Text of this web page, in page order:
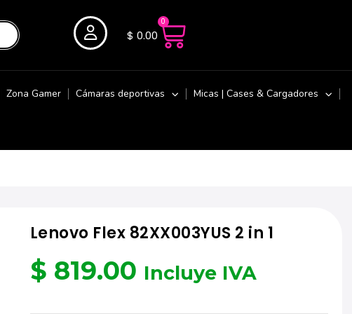
$ 0.00
0
Zona Gamer Cámaras deportivas Micas | Cases & Cargadores
Lenovo Flex 82XX003YUS 2 in 1
$ 819.00 Incluye IVA